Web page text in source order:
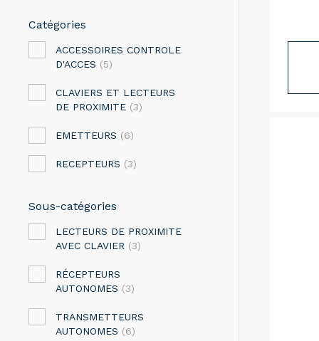
Catégories
ACCESSOIRES CONTROLE
D'ACCES (5)
CLAVIERS ET LECTEURS
DE PROXIMITE (3)
EMETTEURS (6)
RECEPTEURS (3)
Sous-catégories
LECTEURS DE PROXIMITE
AVEC CLAVIER (3)
RÉCEPTEURS
AUTONOMES (3)
TRANSMETTEURS
AUTONOMES (6)